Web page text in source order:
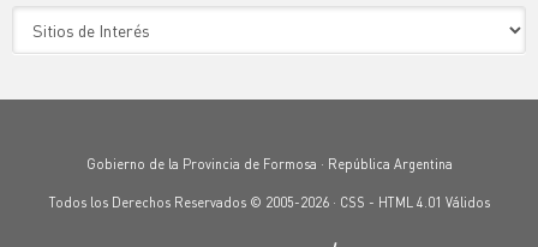
Gobierno de la Provincia de Formosa · República Argentina
Todos los Derechos Reservados © 2005-2026 · CSS - HTML 4.01 Válidos